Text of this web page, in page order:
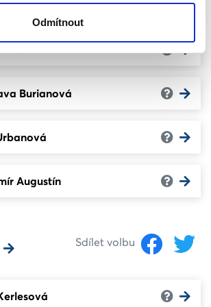
Odmítnout
Kůt
Havlík
Burianová
Augustín
Sdílet volbu